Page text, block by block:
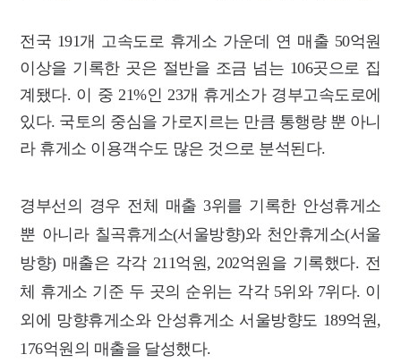
전국 191개 고속도로 휴게소 가운데 연 매출 50억원
이상을 기록한 곳은 절반을 조금 넘는 106곳으로 집
계됐다. 이 중 21%인 23개 휴게소가 경부고속도로에
있다. 국토의 중심을 가로지르는 만큼 통행량 뿐 아니
라 휴게소 이용객수도 많은 것으로 분석된다.
경부선의 경우 전체 매출 3위를 기록한 안성휴게소
뿐 아니라 칠곡휴게소(서울방향)와 천안휴게소(서울
방향) 매출은 각각 211억원, 202억원을 기록했다. 전
체 휴게소 기준 두 곳의 순위는 각각 5위와 7위다. 이
외에 망향휴게소와 안성휴게소 서울방향도 189억원,
176억원의 매출을 달성했다.